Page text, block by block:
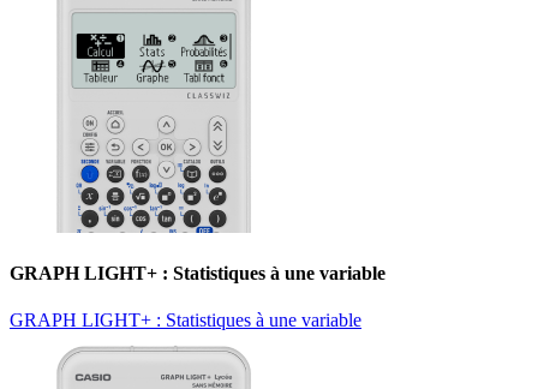
GRAPH LIGHT+ : Statistiques à une variable
GRAPH LIGHT+ : Statistiques à une variable